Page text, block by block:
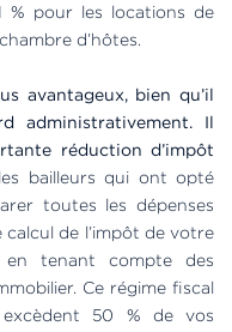
% pour les locations de
d’hôtes.
avantageux, bien qu’il
administrativement. Il
réduction d’impôt
bailleurs qui ont opté
toutes les dépenses
de l’impôt de votre
tenant compte des
Ce régime fiscal
50 % de vos